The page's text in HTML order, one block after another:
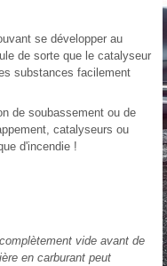
se développer au
de sorte que le catalyseur
substances facilement
de soubassement ou de
catalyseurs ou
d'incendie !
vide avant de
en carburant peut